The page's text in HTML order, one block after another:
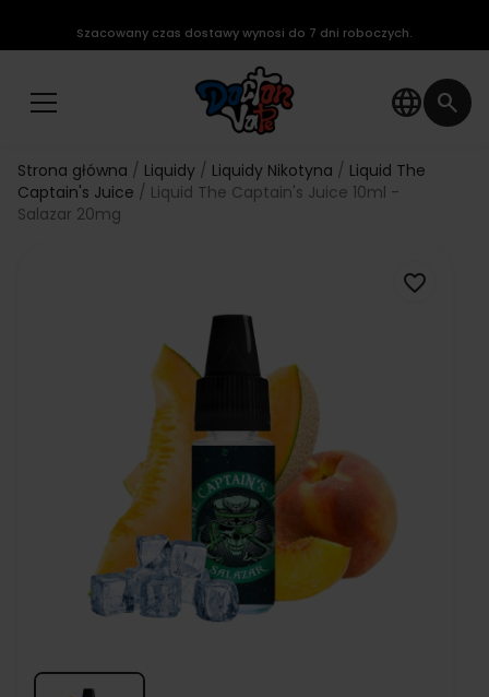
language search
Szacowany czas dostawy wynosi do 7 dni roboczych.
Strona główna Liquidy Liquidy Nikotyna
Liquid The
Captain's Juice
Liquid The Captain's Juice 10ml -
Salazar 20mg
favorite_border